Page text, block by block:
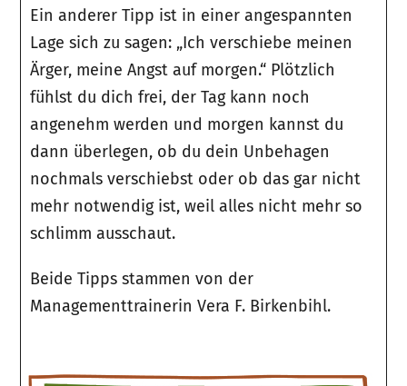
Ein anderer Tipp ist in einer angespannten
Lage sich zu sagen: „Ich verschiebe meinen
Ärger, meine Angst auf morgen.“ Plötzlich
fühlst du dich frei, der Tag kann noch
angenehm werden und morgen kannst du
dann überlegen, ob du dein Unbehagen
nochmals verschiebst oder ob das gar nicht
mehr notwendig ist, weil alles nicht mehr so
schlimm ausschaut.
Beide Tipps stammen von der
Managementtrainerin Vera F. Birkenbihl.